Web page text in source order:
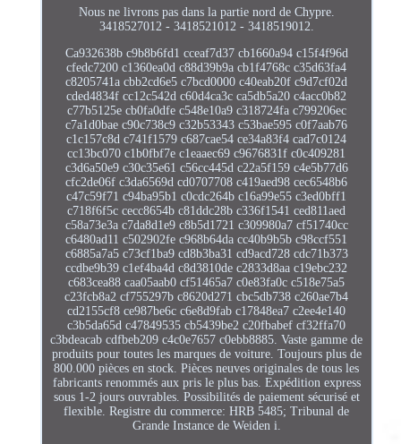
Nous ne livrons pas dans la partie nord de Chypre.
3418527012 - 3418521012 - 3418519012.
Ca932638b c9b8b6fd1 cceaf7d37 cb1660a94 c15f4f96d
cfedc7200 c1360ea0d c88d39b9a cb1f4768c c35d63fa4
c8205741a cbb2cd6e5 c7bcd0000 c40eab20f c9d7cf02d
cded4834f cc12c542d c60d4ca3c ca5db5a20 c4acc0b82
c77b5125e cb0fa0dfe c548e10a9 c318724fa c799206ec
c7a1d0bae c90c738c9 c32b53343 c53bae595 c0f7aab76
c1c157c8d c741f1579 c687cae54 ce34a83f4 cad7c0124
cc13bc070 c1b0fbf7e c1eaaec69 c9676831f c0c409281
c3d6a50e9 c30c35e61 c56cc445d c22a5f159 c4e5b77d6
cfc2de06f c3da6569d cd0707708 c419aed98 cec6548b6
c47c59f71 c94ba95b1 c0cdc264b c16a99e55 c3ed0bff1
c718f6f5c cecc8654b c81ddc28b c336f1541 ced811aed
c58a73e3a c7da8d1e9 c8b5d1721 c309980a7 cf51740cc
c6480ad11 c502902fe c968b64da cc40b9b5b c98ccf551
c6885a7a5 c73cf1ba9 cd8b3ba31 cd9acd728 cdc71b373
ccdbe9b39 c1ef4ba4d c8d3810de c2833d8aa c19ebc232
c683cea88 caa05aab0 cf51465a7 c0e83fa0c c518e75a5
c23fcb8a2 cf755297b c8620d271 cbc5db738 c260ae7b4
cd2155cf8 ce987be6c c6e8d9fab c17848ea7 c2ee4e140
c3b5da65d c47849535 cb5439be2 c20fbabef cf32ffa70
c3bdeacab cdfbeb209 c4c0e7657 c0ebb8885. Vaste gamme de
produits pour toutes les marques de voiture. Toujours plus de
800.000 pièces en stock. Pièces neuves originales de tous les
fabricants renommés aux pris le plus bas. Expédition express
sous 1-2 jours ouvrables. Possibilités de paiement sécurisé et
flexible. Registre du commerce: HRB 5485; Tribunal de
Grande Instance de Weiden i.